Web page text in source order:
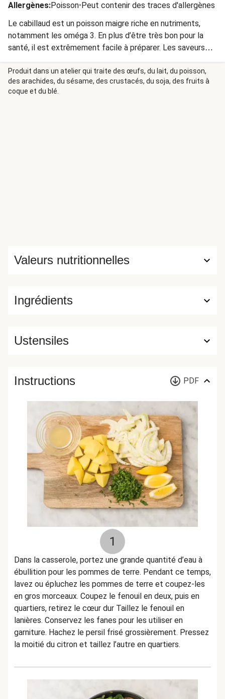
Allergènes:Poisson•Peut contenir des traces d'allergènes
Le cabillaud est un poisson maigre riche en nutriments,
notamment les oméga 3. En plus d’être très bon pour la
santé, il est extrêmement facile à préparer. Les saveurs
fraîches accompagnent toujours bien le poisson — pour
cette recette, nous avons donc choisi le fenouil et le
citron.
Produit dans un atelier qui traite des œufs, du lait, du poisson,
des arachides, du sésame, des crustacés, du soja, des fruits à
coque et du blé.
Ingrédients
Valeurs nutritionnelles
Ustensiles
Instructions PDF
1
Dans la casserole, portez une grande quantité d’eau à
ébullition pour les pommes de terre. Pendant ce temps,
lavez ou épluchez les pommes de terre et coupez-les
en gros morceaux. Coupez le fenouil en deux, puis en
quartiers, retirez le cœur dur Taillez le fenouil en
lanières. Conservez les fanes pour les utiliser en
garniture. Hachez le persil frisé grossièrement. Pressez
la moitié du citron et taillez l’autre en quartiers.